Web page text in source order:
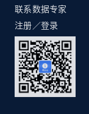
联系数据专家
注册／登录